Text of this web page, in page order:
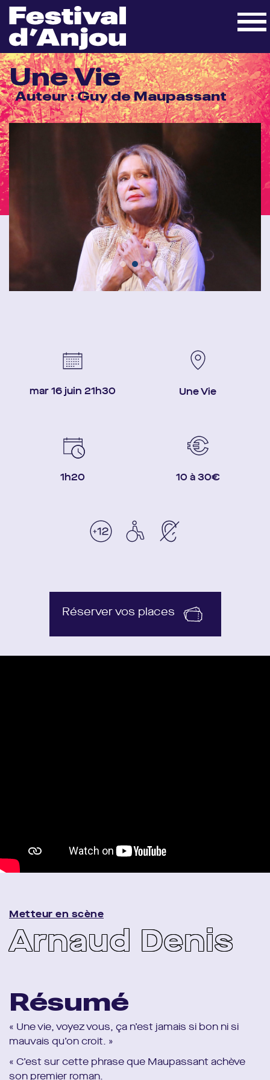
Une Vie
Auteur : Guy de Maupassant
mar 16 juin 21h30 Une Vie
1h20 10 à 30€
Réserver vos places
Metteur en scène
Arnaud Denis
Résumé
« Une vie, voyez vous, ça n’est jamais si bon ni si
mauvais qu’on croit. »
« C’est sur cette phrase que Maupassant achève
son premier roman.